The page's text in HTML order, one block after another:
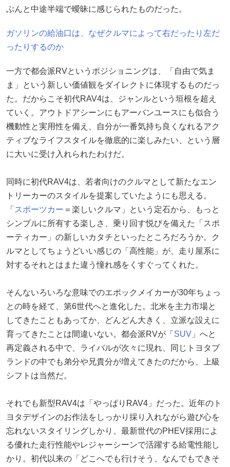
ぶんと中途半端で曖昧に感じられたものだった。
ガソリンの給油口は、なぜクルマによって右だったり左だ
ったりするのか
一方で都会派RVというポジショニングは、「自由で気ま
ま」という新しい価値観をダイレクトに体現するものだっ
た。だからこそ初代RAV4は、ジャンルという垣根を超え
ていく。アウトドアシーンにもアーバンユースにも似合う
機動性と実用性を備え、自分が一番気持ち良くなれるアク
ティブなライフスタイルを徹底的に楽しみたい、という層
に大いに受け入れられたわけだ。
同時に初代RAV4は、若者向けのクルマとして新たなエン
トリーカーのスタイルを提案していたようにも思える。
「 スポーツカー ＝楽しいクルマ」という定石から、もっと
シンプルに所有する楽しさ、乗り回す悦びを備えた「スポ
ーティカー」の新しいカタチといったところだろうか。ク
ルマとしてちょうどいい感じの「高性能」が、走り屋系に
対するそれとはまた違う憧れ感をくすぐってくれた。
そんないろいろな意味でのエポックメイカーが30年ちょっ
との時を経て、第6世代へと進化した。北米を主力市場と
してきたこともあってか、どんどん大きく、立派な設えに
育ってきたことは間違いない。都会派RVが「 SUV 」へと
再定義される中で、ライバルが次々に現れ、同じトヨタブ
ランドの中でも弟分や兄貴分が増えてきたのだから、上級
シフトは当然だ。
それでも新型RAV4は「やっぱりRAV4」だった。近年のト
ヨタデザインのお作法をしっかり採り入れながら遊び心を
忘れないスタイリングしかり、最新世代のPHEV採用によ
る優れた走行性能やレジャーシーンで活躍する給電性能し
かり。初代以来の「どこへでも行けそう、なんでもできそ